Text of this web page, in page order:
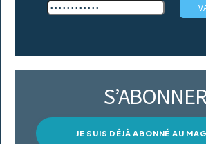
S’ABONNER
JE SUIS DÉJÀ ABONNÉ AU